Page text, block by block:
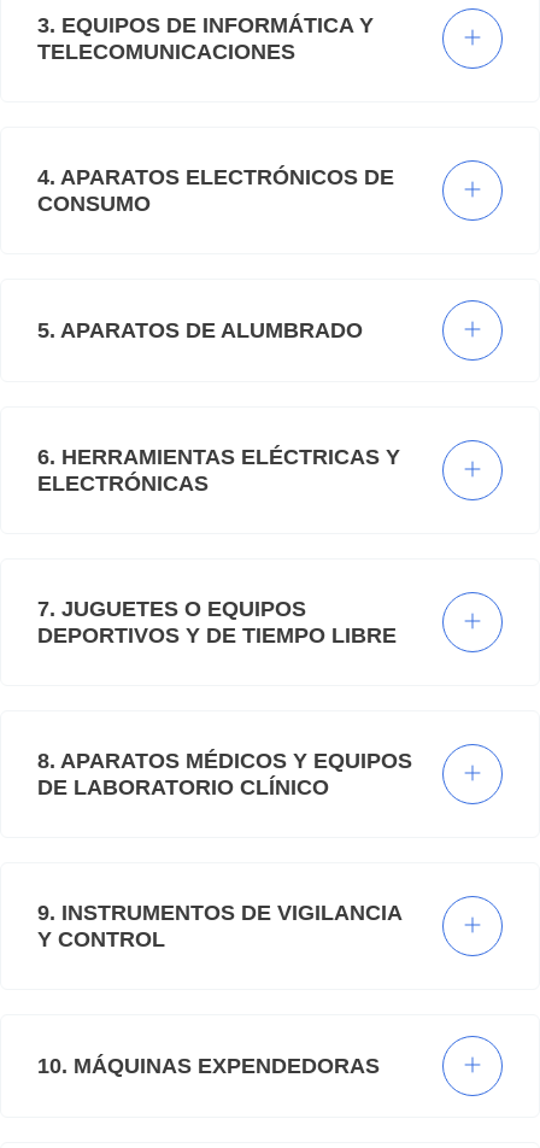
3. EQUIPOS DE INFORMÁTICA Y
TELECOMUNICACIONES
4. APARATOS ELECTRÓNICOS DE
CONSUMO
5. APARATOS DE ALUMBRADO
6. HERRAMIENTAS ELÉCTRICAS Y
ELECTRÓNICAS
7. JUGUETES O EQUIPOS
DEPORTIVOS Y DE TIEMPO LIBRE
8. APARATOS MÉDICOS Y EQUIPOS
DE LABORATORIO CLÍNICO
9. INSTRUMENTOS DE VIGILANCIA
Y CONTROL
10. MÁQUINAS EXPENDEDORAS